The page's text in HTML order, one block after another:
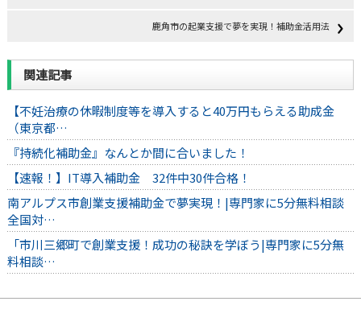
鹿角市の起業支援で夢を実現！補助金活用法
関連記事
【不妊治療の休暇制度等を導入すると40万円もらえる助成金
（東京都…
『持続化補助金』なんとか間に合いました！
【速報！】IT導入補助金 32件中30件合格！
南アルプス市創業支援補助金で夢実現！|専門家に5分無料相談
全国対…
「市川三郷町で創業支援！成功の秘訣を学ぼう|専門家に5分無
料相談…